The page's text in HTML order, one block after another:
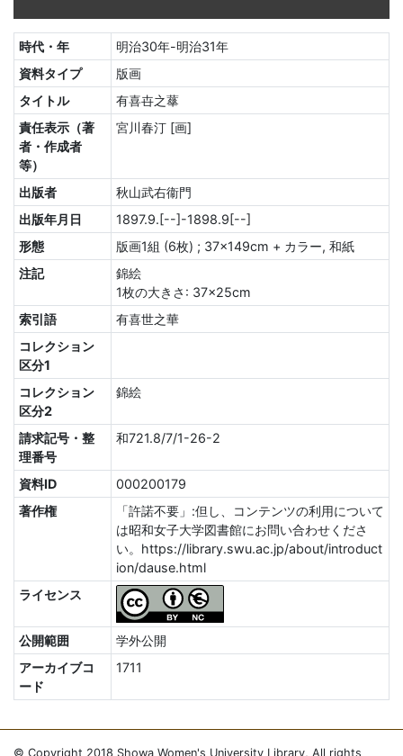
時代・年
明治30年-明治31年
資料タイプ
版画
タイトル
有喜卋之蕐
責任表示（著
者・作成者
等）
宮川春汀 [画]
出版者
秋山武右衞門
出版年月日
1897.9.[--]-1898.9[--]
形態
版画1組 (6枚) ; 37×149cm + カラー, 和紙
注記
錦絵
1枚の大きさ: 37×25cm
索引語
有喜世之華
コレクション
区分1
コレクション
区分2
錦絵
請求記号・整
理番号
和721.8/7/1-26-2
資料ID
000200179
著作権
「許諾不要」:但し、コンテンツの利用について
は昭和女子大学図書館にお問い合わせくださ
い。https://library.swu.ac.jp/about/introduct
ion/dause.html
ライセンス
公開範囲
学外公開
アーカイブコ
ード
1711
© Copyright 2018 Showa Women's University Library, All rights